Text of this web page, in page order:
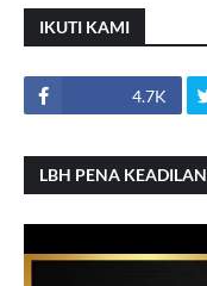
IKUTI KAMI
4.7K
LBH PENA KEADILAN